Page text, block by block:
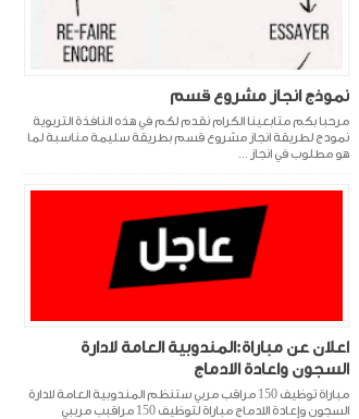
نموذج انجاز مشروع قسم
مرحبا بكم متابعينا الكرام نقدم لكم في هذه النافذة التربوية
نمودج لطريقة انجاز مشروع قسم بطريقة سليمة مناسبة لما
هو مطلوب في انجاز ...
اعلان عن مباراة:المندوبية العامة لادارة
السجون واعادة الادماج
مباراة توظيف 150 مراقب مربي ستنظم المندوبية العامة لادارة
السجون وإعادة الادماج مباراة لتوظيف 150 مراقبب مرببي